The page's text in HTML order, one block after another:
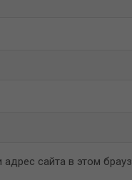
адрес сайта в этом